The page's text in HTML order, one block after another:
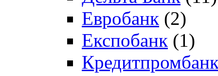
Евробанк (2)
Експобанк (1)